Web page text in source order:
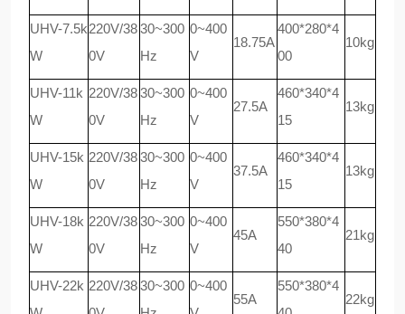
UHV-7.5k
W
220V/38
0V
30~300
Hz
0~400
V
18.75A
400*280*4
00
10kg
UHV-11k
W
220V/38
0V
30~300
Hz
0~400
V
27.5A
460*340*4
15
13kg
UHV-15k
W
220V/38
0V
30~300
Hz
0~400
V
37.5A
460*340*4
15
13kg
UHV-18k
W
220V/38
0V
30~300
Hz
0~400
V
45A
550*380*4
40
21kg
UHV-22k 220V/3830~300 0~400
55A
550*380*4
22kg